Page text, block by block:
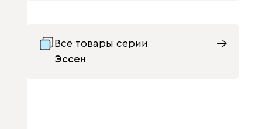
Все товары серии
Эссен